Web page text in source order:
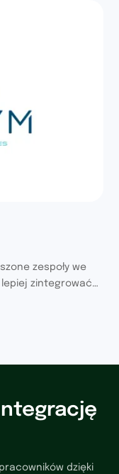
zespoły we
lepiej zintegrować
zdrowia i
dzięki